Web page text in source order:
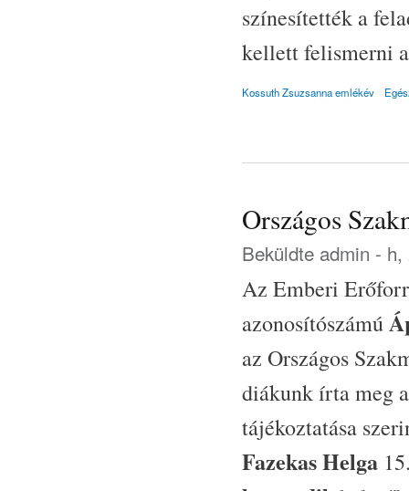
színesítették a
kellett felismerni
Kossuth Zsuzsanna emlékév
Országos
Beküldte admin - h,
Az Emberi
azonosítószámú
az Országos
diákunk írta meg
tájékoztatása
Fazekas Helga